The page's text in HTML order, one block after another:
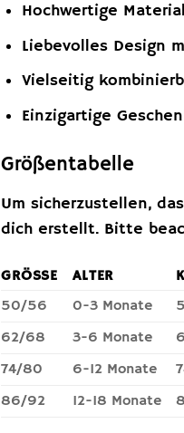
Hochwertige
Liebevolles Design
Vielseitig
Einzigartige
Größentabelle
Um sicherzustellen,
dich erstellt. Bitte
GRÖSSE ALTER
50/56
0-3 Monate
62/68
3-6 Monate
74/80
6-12 Monate
86/92
12-18 Monate